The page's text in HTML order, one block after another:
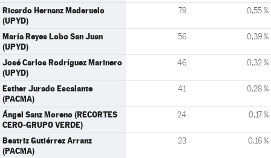
Ricardo Hernanz Maderuelo
(UPYD)
79 0,55 %
María Reyes Lobo San Juan
(UPYD)
56 0,39 %
José Carlos Rodríguez Marinero
(UPYD)
46 0,32 %
Esther Jurado Escalante
(PACMA)
41 0,28 %
Ángel Sanz Moreno (RECORTES
CERO-GRUPO VERDE)
24 0,17 %
Beatriz Gutiérrez Arranz
(PACMA)
23 0,16 %